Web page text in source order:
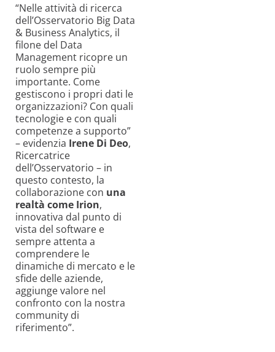
“Nelle attività di ricerca
dell’Osservatorio Big Data
& Business Analytics, il
filone del Data
Management ricopre un
ruolo sempre più
importante. Come
gestiscono i propri dati le
organizzazioni? Con quali
tecnologie e con quali
competenze a supporto”
– evidenzia Irene Di Deo,
Ricercatrice
dell’Osservatorio – in
questo contesto, la
collaborazione con una
realtà come Irion,
innovativa dal punto di
vista del software e
sempre attenta a
comprendere le
dinamiche di mercato e le
sfide delle aziende,
aggiunge valore nel
confronto con la nostra
community di
riferimento”.